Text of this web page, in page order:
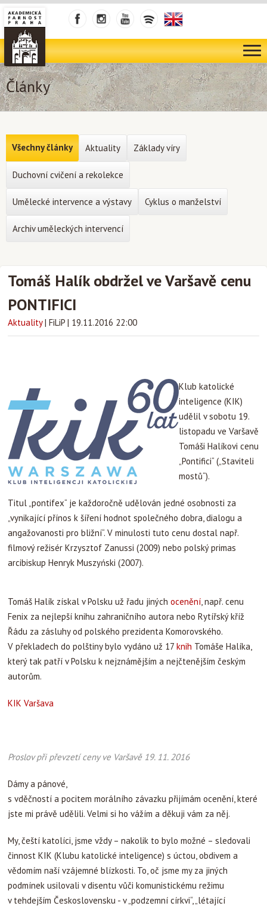
Články
Tomáš Halík obdržel ve Varšavě cenu
PONTIFICI
Aktuality | FiLiP | 19.11.2016 22:00
Klub katolické
inteligence (KIK)
udělil v sobotu 19.
listopadu ve Varšavě
Tomáši Halíkovi cenu
„Pontifici“ („Staviteli
mostů“).
Titul „pontifex“ je každoročně udělován jedné osobnosti za
„vynikající přínos k šíření hodnot společného dobra, dialogu a
angažovanosti pro bližní“. V minulosti tuto cenu dostal např.
filmový režisér Krzysztof Zanussi (2009) nebo polský primas
arcibiskup Henryk Muszyński (2007).
Tomáš Halík získal v Polsku už řadu jiných ocenění, např. cenu
Fenix za nejlepší knihu zahraničního autora nebo Rytířský kříž
Řádu za zásluhy od polského prezidenta Komorovského.
V překladech do polštiny bylo vydáno už 17 knih Tomáše Halíka,
který tak patří v Polsku k nejznámějším a nejčtenějším českým
autorům.
KIK Varšava
Proslov při převzetí ceny ve Varšavě 19. 11. 2016
Dámy a pánové,
s vděčností a pocitem morálního závazku přijímám ocenění, které
jste mi právě udělili. Velmi si ho vážím a děkuji vám za něj.
My, čeští katolíci, jsme vždy – nakolik to bylo možné – sledovali
činnost KIK (Klubu katolické inteligence) s úctou, obdivem a
vědomím naší vzájemné blízkosti. To, oč jsme my za jiných
podmínek usilovali v disentu vůči komunistickému režimu
v tehdejším Československu - v „podzemní církvi“, „létající
Všechny články Aktuality Základy víry
Duchovní cvičení a rekolekce
Umělecké intervence a výstavy Cyklus o manželství
Archiv uměleckých intervencí